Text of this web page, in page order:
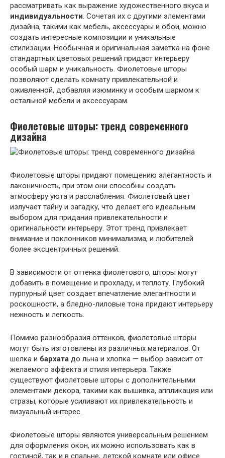
рассматривать как выражение художественного вкуса и
индивидуальности . Сочетая их с другими элементами
дизайна, такими как мебель, аксессуары и обои, можно
создать интересные композиции и уникальные
стилизации. Необычная и оригинальная заметка на фоне
стандартных цветовых решений придаст интерьеру
особый шарм и уникальность. Фиолетовые шторы
позволяют сделать комнату привлекательной и
оживленной, добавляя изюминку и особым шармом к
остальной мебели и аксессуарам.
Фиолетовые шторы: тренд современного
дизайна
Фиолетовые шторы придают помещению элегантность и
лаконичность, при этом они способны создать
атмосферу уюта и расслабления. Фиолетовый цвет
излучает тайну и загадку, что делает его идеальным
выбором для придания привлекательности и
оригинальности интерьеру. Этот тренд привлекает
внимание и поклонников минимализма, и любителей
более эксцентричных решений.
В зависимости от оттенка фиолетового, шторы могут
добавить в помещение и прохладу, и теплоту. Глубокий
пурпурный цвет создает впечатление элегантности и
роскошности, а бледно-лиловые тона придают интерьеру
нежность и легкость.
Помимо разнообразия оттенков, фиолетовые шторы
могут быть изготовлены из различных материалов. От
шелка и бархата до льна и хлопка — выбор зависит от
желаемого эффекта и стиля интерьера. Также
существуют фиолетовые шторы с дополнительными
элементами декора, такими как вышивка, аппликация или
стразы, которые усиливают их привлекательность и
визуальный интерес.
Фиолетовые шторы являются универсальным решением
для оформления окон, их можно использовать как в
гостиной, так и в спальне, детской комнате или офисе.